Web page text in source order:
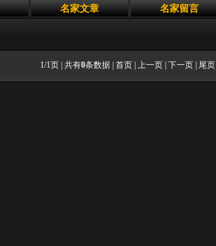
名家文章 名家留言
1/1页 | 共有0条数据 | 首页 | 上一页 | 下一页 | 尾页